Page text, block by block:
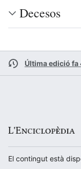
Decesos
Última edició fa
El contingut està